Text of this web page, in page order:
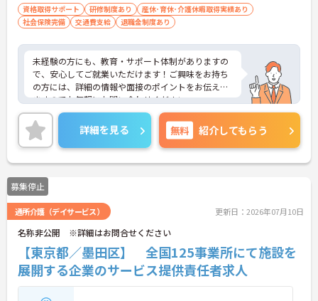
資格取得サポート 研修制度あり
産休･育休･介護休暇取得実績あり
社会保険完備
交通費支給 退職金制度あり
未経験の方にも、教育・サポート体制がありますの
で、安心してご就業いただけます！ご興味をお持ち
の方には、詳細の情報や面接のポイントをお伝えし
ますのでお気軽にお問い合わせください。
詳細を見る 無料 紹介してもらう
募集停止
通所介護（デイサービス） 更新日：2026年07月10日
名称非公開 ※詳細はお問合せください
【東京都／墨田区】 全国125事業所にて施設を
展開する企業のサービス提供責任者求人